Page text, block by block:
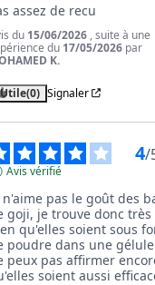
assez de recu
du 15/06/2026 , suite à une
du 17/05/2026 par
K.
Utile(0) Signaler
4/
Avis vérifié
n'aime pas le goût des
goji, je trouve donc très
qu'elles soient sous
poudre dans une
peux pas affirmer
soient aussi